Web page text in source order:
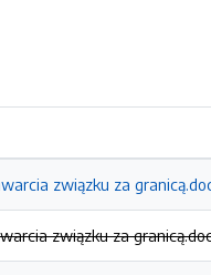
związku za
związku za